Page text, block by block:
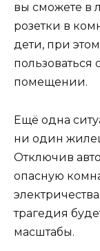
вы сможете в
розетки в
дети, при
помещении.
Ещё одна
ни один
Отключив
опасную
трагедия
масштабы.